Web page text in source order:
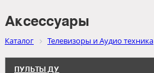
Аксессуары
Каталог Телевизоры и Аудио техника
ПУЛЬТЫ ДУ